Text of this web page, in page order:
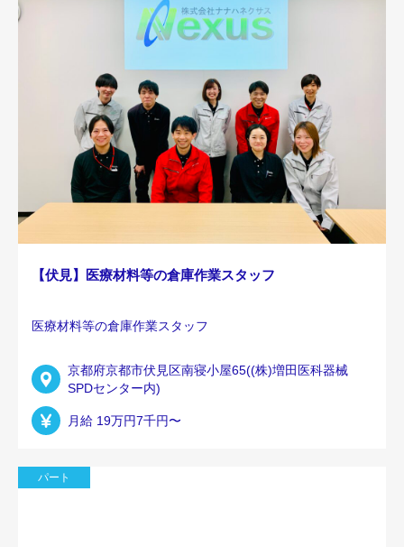
【伏見】医療材料等の倉庫作業スタッフ
医療材料等の倉庫作業スタッフ
京都府京都市伏見区南寝小屋65((株)増田医科器械
SPDセンター内)
月給 19万円7千円〜
パート